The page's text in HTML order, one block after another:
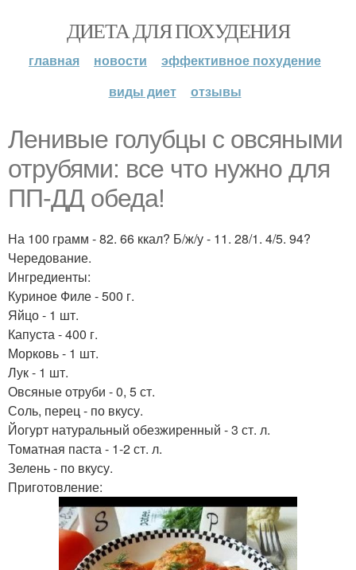
ДИЕТА ДЛЯ ПОХУДЕНИЯ
главная новости
эффективное похудение
виды диет
отзывы
Ленивые голубцы с овсяными
отрубями: все что нужно для
ПП-ДД обеда!
На 100 грамм - 82. 66 ккал? Б/ж/у - 11. 28/1. 4/5. 94?
Чередование.
Ингредиенты:
Куриное Филе - 500 г.
Яйцо - 1 шт.
Капуста - 400 г.
Морковь - 1 шт.
Лук - 1 шт.
Овсяные отруби - 0, 5 ст.
Соль, перец - по вкусу.
Йогурт натуральный обезжиренный - 3 ст. л.
Томатная паста - 1-2 ст. л.
Зелень - по вкусу.
Приготовление: